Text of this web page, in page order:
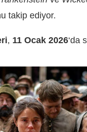
takip ediyor.
, 11 Ocak 2026‘da